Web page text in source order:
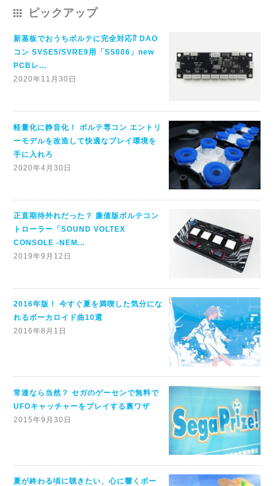
ピックアップ
新基板でおうちボルテに完全対応⁉ DAO
コン SVSE5/SVRE9用「SS006」new
PCBレ...
2020年11月30日
軽量化に静音化！ ボルテ専コン エントリ
ーモデルを改造して快適なプレイ環境を
手に入れろ
2020年4月30日
正直期待外れだった？ 廉価版ボルテコン
トローラー「SOUND VOLTEX
CONSOLE -NEM...
2019年9月12日
2016年版！ 今すぐ夏を満喫した気分にな
れるボーカロイド曲10選
2016年8月1日
常連なら当然？ セガのゲーセンで無料で
UFOキャッチャーをプレイする裏ワザ
2015年9月30日
夏が終わる頃に聴きたい、心に響くボー